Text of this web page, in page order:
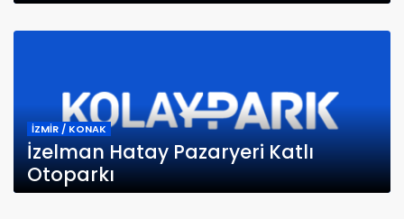
İZMİR / KONAK
İzelman Hatay Pazaryeri Katlı
Otoparkı